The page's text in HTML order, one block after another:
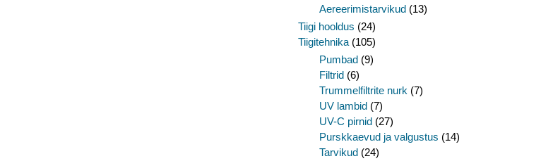
Aereerimistarvikud (13)
Tiigi hooldus (24)
Tiigitehnika (105)
Pumbad (9)
Filtrid (6)
Trummelfiltrite nurk (7)
UV lambid (7)
UV-C pirnid (27)
Purskkaevud ja valgustus (14)
Tarvikud (24)